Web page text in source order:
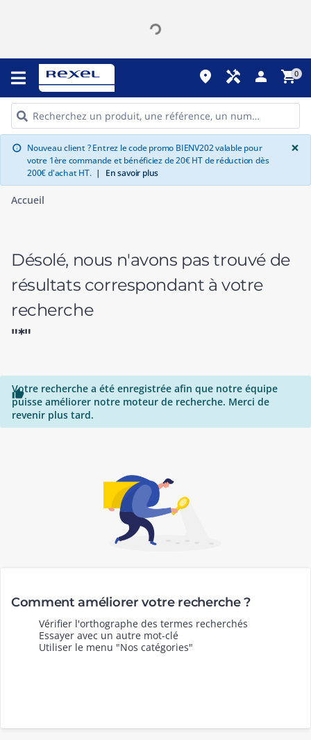
place handyman person shopping_cart0
info Nouveau client ? Entrez le code promo BIENV202 valable pour
votre 1ère commande et bénéficiez de 20€ HT de réduction dès
200€ d'achat HT. | En savoir plus
×
Accueil
Désolé, nous n'avons pas trouvé de
résultats correspondant à votre
recherche
"*"

Votre recherche a été enregistrée afin que notre équipe
puisse améliorer notre moteur de recherche. Merci de
revenir plus tard.
Comment améliorer votre recherche ?
Vérifier l'orthographe des termes recherchés
Essayer avec un autre mot-clé
Utiliser le menu "Nos catégories"